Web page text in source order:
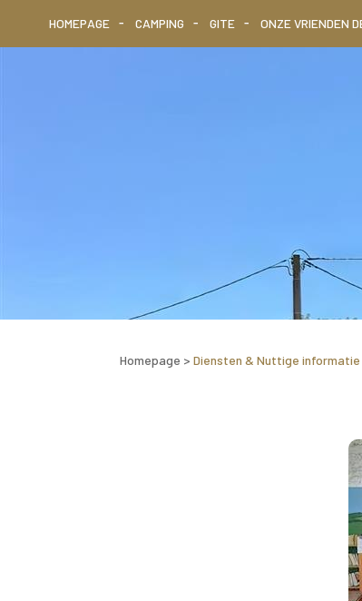
HOMEPAGE CAMPING GITE ONZE VRIENDEN
Homepage > Diensten & Nuttige informatie